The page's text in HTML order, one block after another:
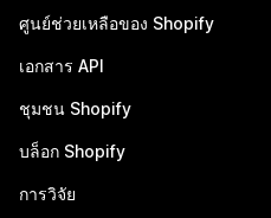
ศูนย์ช่วยเหลือของ Shopify
เอกสาร API
ชุมชน Shopify
บล็อก Shopify
การวิจัย